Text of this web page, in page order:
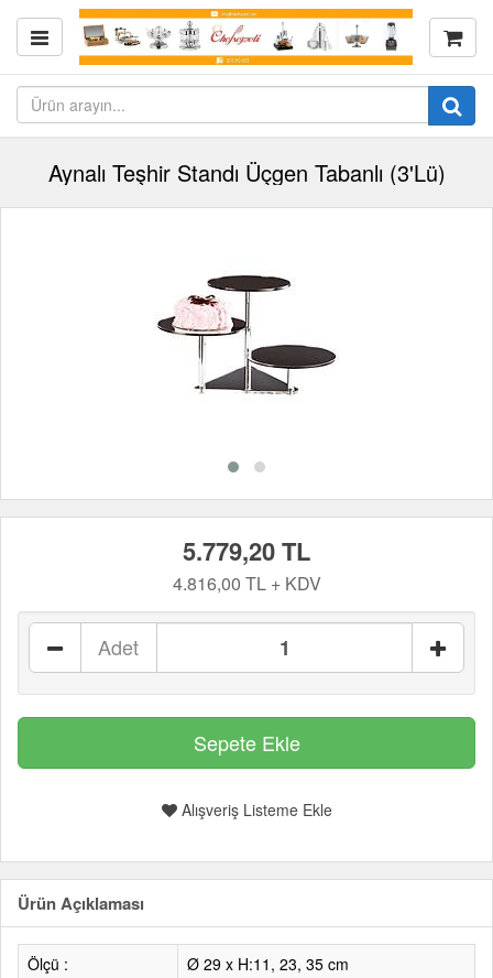
Aynalı Teşhir Standı Üçgen Tabanlı (3'Lü)
5.779,20 TL
4.816,00 TL + KDV
Adet
Alışveriş Listeme Ekle
Ürün Açıklaması
Ölçü : Ø 29 x H:11, 23, 35 cm